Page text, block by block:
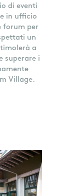
di eventi
in ufficio
forum per
un
a
superare i
Village.